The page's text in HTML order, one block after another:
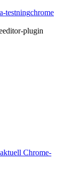
testningchrome
Chrome-